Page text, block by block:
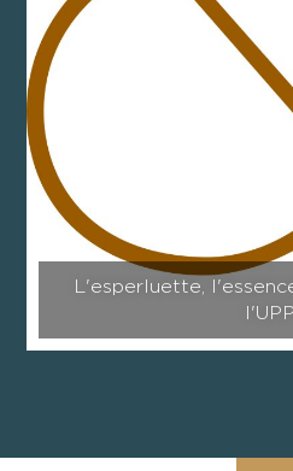
L'esperluette,